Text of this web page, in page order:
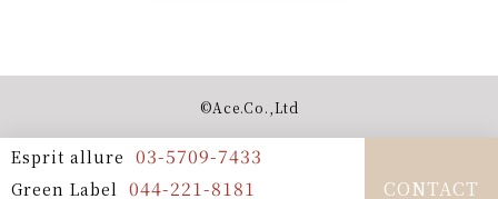
Esprit allure 03-5709-7433
Green Label 044-221-8181 CONTACT
©︎Ace.Co.,Ltd